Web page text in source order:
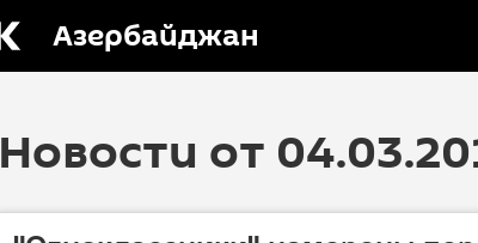
Азербайджан
Новости от